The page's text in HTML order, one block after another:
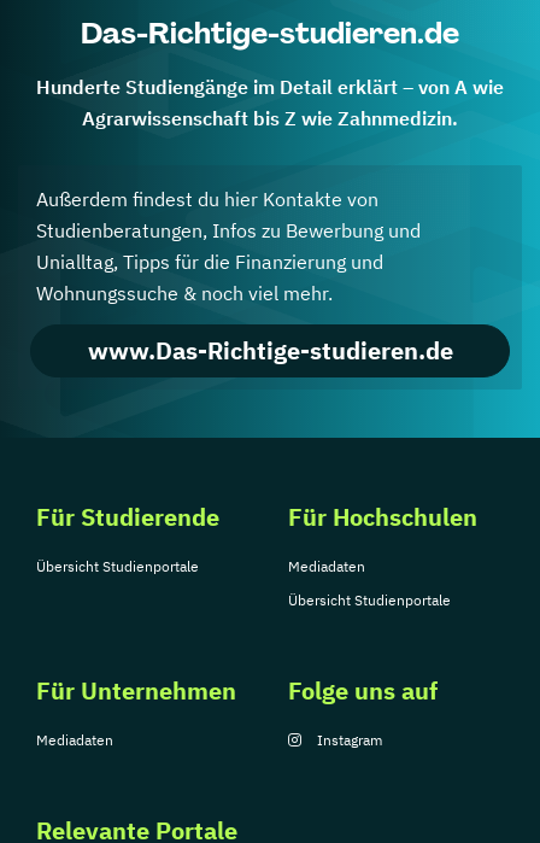
Das-Richtige-studieren.de
Hunderte Studiengänge im Detail erklärt – von A wie
Agrarwissenschaft bis Z wie Zahnmedizin.
Außerdem findest du hier Kontakte von
Studienberatungen, Infos zu Bewerbung und
Unialltag, Tipps für die Finanzierung und
Wohnungssuche & noch viel mehr.
www.Das-Richtige-studieren.de
Für Studierende
Übersicht Studienportale
Für Hochschulen
Mediadaten
Übersicht Studienportale
Für Unternehmen
Mediadaten
Relevante Portale
Folge uns auf
Instagram